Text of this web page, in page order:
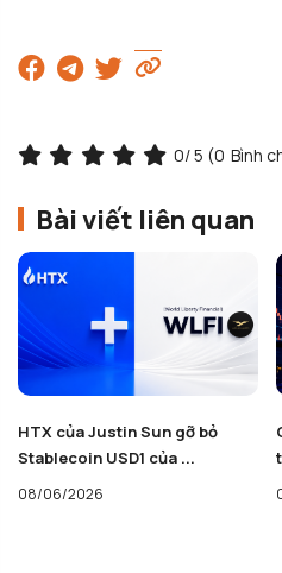
0/ 5 (0 Bình
Bài viết liên quan
HTX của Justin Sun gỡ bỏ
Stablecoin USD1 của ...
08/06/2026